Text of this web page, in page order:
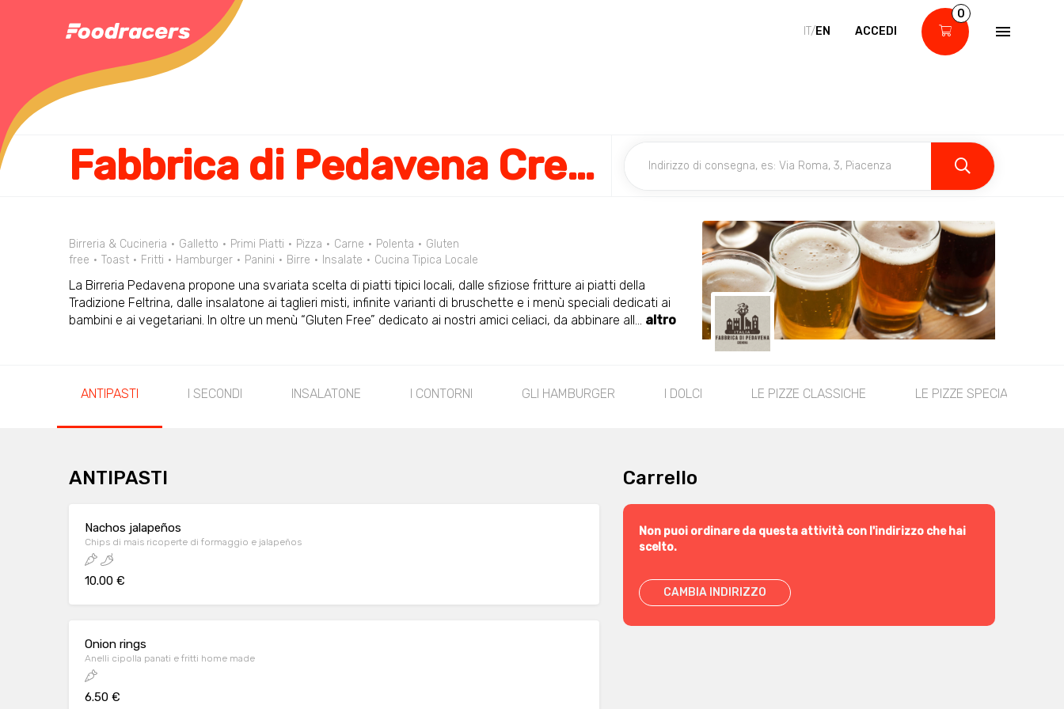
IT/EN ACCEDI
0
Fabbrica di Pedavena Cremona
Birreria & Cucineria Galletto Primi Piatti Pizza Carne Polenta
Gluten
free
Toast Fritti Hamburger Panini Birre Insalate Cucina Tipica Locale
La Birreria Pedavena propone una svariata scelta di piatti tipici locali, dalle sfiziose fritture ai piatti della
Tradizione Feltrina, dalle insalatone ai taglieri misti, infinite varianti di bruschette e i menù speciali dedicati ai
bambini e ai vegetariani. In oltre un menù “Gluten Free” dedicato ai nostri amici celiaci, da abbinare all... altro
ANTIPASTI I SECONDI INSALATONE I CONTORNI GLI HAMBURGER I DOLCI LE PIZZE CLASSICHE LE PIZZE SPECIALI
ANTIPASTI
Nachos jalapeños
Chips di mais ricoperte di formaggio e jalapeños
10.00 €
Onion rings
Anelli cipolla panati e fritti home made
6.50 €
Carrello
Non puoi ordinare da questa attività con l'indirizzo che hai
scelto.
CAMBIA INDIRIZZO